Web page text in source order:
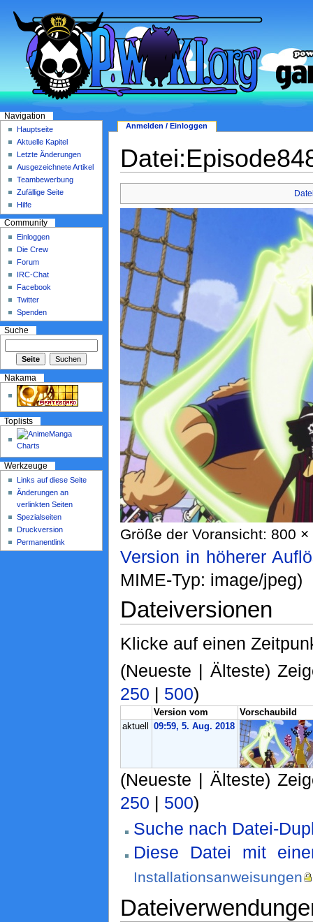
Größe der Voransicht: 800
Version in höherer
MIME-Typ: image/jpeg)
Dateiversionen
Klicke auf einen
(Neueste | Älteste)
250 | 500)
Version vom
Vorschaubild
aktuell
09:59, 5. Aug. 2018
(Neueste | Älteste)
250 | 500)
Suche nach Datei-
Diese Datei mit
Installationsanweisungen
Anmelden / Einloggen
Navigation
Hauptseite
Aktuelle Kapitel
Letzte Änderungen
Ausgezeichnete Artikel
Teambewerbung
Zufällige Seite
Hilfe
Community
Einloggen
Die Crew
Forum
IRC-Chat
Facebook
Twitter
Spenden
Suche
Nakama
Toplists
Werkzeuge
Links auf diese Seite
Änderungen an
verlinkten Seiten
Spezialseiten
Druckversion
Permanentlink